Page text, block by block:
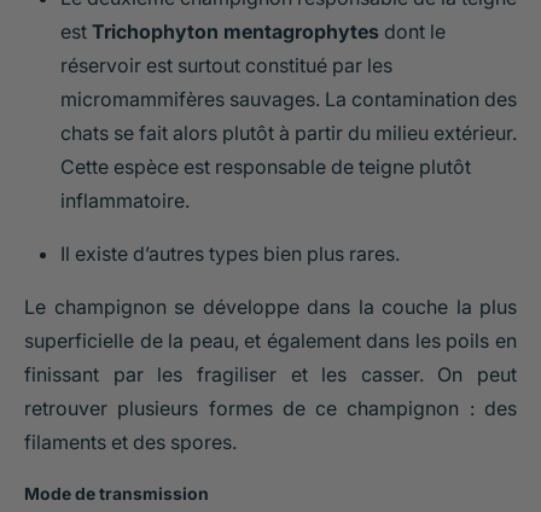
est Trichophyton mentagrophytes dont le
réservoir est surtout constitué par les
micromammifères sauvages. La contamination des
chats se fait alors plutôt à partir du milieu extérieur.
Cette espèce est responsable de teigne plutôt
inflammatoire.
Il existe d’autres types bien plus rares.
Le champignon se développe dans la couche la plus
superficielle de la peau, et également dans les poils en
finissant par les fragiliser et les casser. On peut
retrouver plusieurs formes de ce champignon : des
filaments et des spores.
Mode de transmission